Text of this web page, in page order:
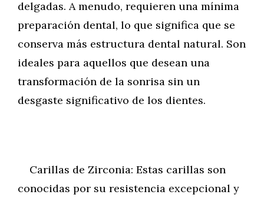
delgadas. A menudo, requieren una mínima
preparación dental, lo que significa que se
conserva más estructura dental natural. Son
ideales para aquellos que desean una
transformación de la sonrisa sin un
desgaste significativo de los dientes.
Carillas de Zirconia: Estas carillas son
conocidas por su resistencia excepcional y